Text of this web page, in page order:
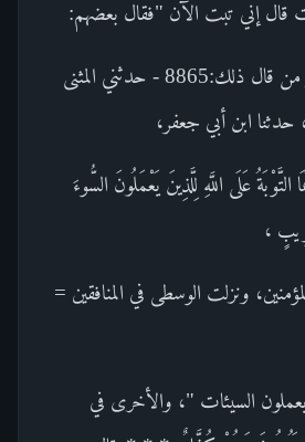
قال إني تبت الآن "فقال بعضهم:
عُني به أهل النفاق.ذكر من قال ذلك:8865 - حدثني المثنى
حدثنا ابن أبي جعفر،
التَّوْبَةُ عَلَى اللَّهِ لِلَّذِينَ يَعْمَلُونَ السُّوءَ
،
ونزلت الوسطى في المنافقين =
السيئات "، والأخرى في